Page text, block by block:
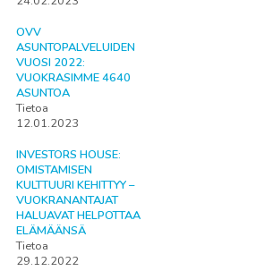
OVV
ASUNTOPALVELUIDEN
VUOSI 2022:
VUOKRASIMME 4640
ASUNTOA
Tietoa
12.01.2023
INVESTORS HOUSE:
OMISTAMISEN
KULTTUURI KEHITTYY –
VUOKRANANTAJAT
HALUAVAT HELPOTTAA
ELÄMÄÄNSÄ
Tietoa
29.12.2022